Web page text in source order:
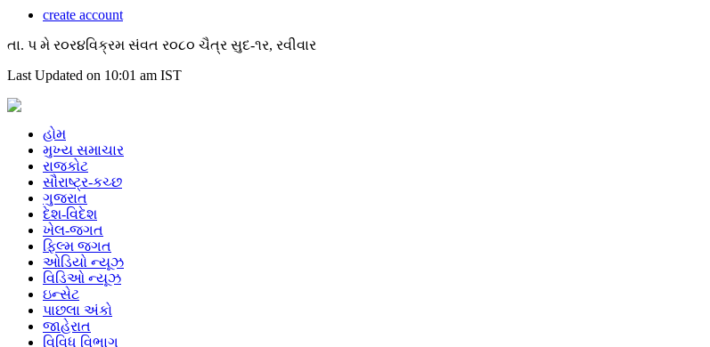
create account
તા. પ મે ર૦ર૪વિક્રમ સંવત ર૦૮૦ ચૈત્ર સુદ-૧ર, રવીવાર
Last Updated on 10:01 am IST
હોમ
મુખ્ય સમાચાર
રાજકોટ
સૌરાષ્ટ્ર-કચ્છ
ગુજરાત
દેશ-વિદેશ
ખેલ-જગત
ફિલ્મ જગત
ઓડિયો ન્યૂઝ
વિડિઓ ન્યૂઝ
ઇન્સેટ
પાછલા અંકો
જાહેરાત
વિવિધ વિભાગ